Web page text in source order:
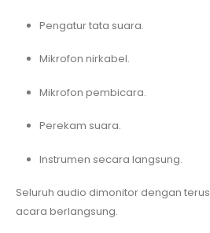
Pengatur tata suara.
Mikrofon nirkabel.
Mikrofon pembicara.
Perekam suara.
Instrumen secara langsung.
Seluruh audio dimonitor dengan
acara berlangsung.